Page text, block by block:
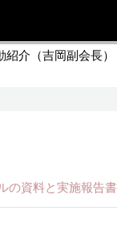
紹介（吉岡副会長）
の資料と実施報告書